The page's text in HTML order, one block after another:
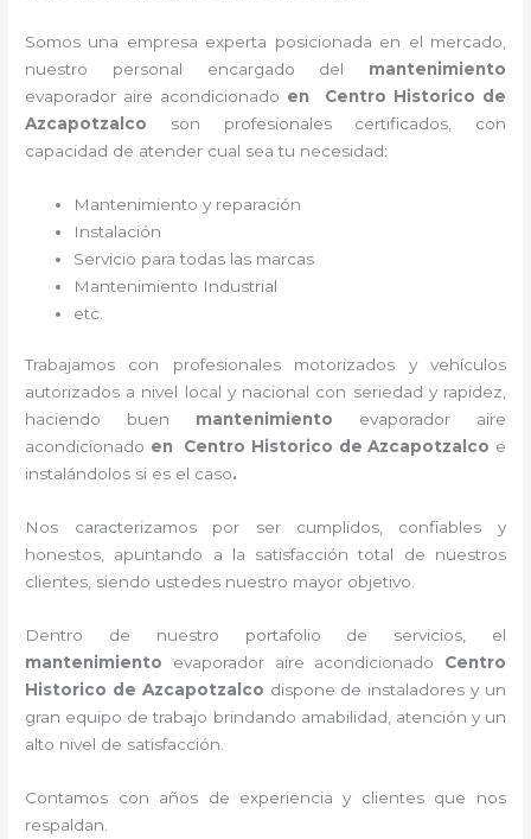
Somos una empresa experta posicionada en el mercado,
nuestro personal encargado del mantenimiento
evaporador aire acondicionado en Centro Historico de
Azcapotzalco
son profesionales certificados, con
capacidad de atender cual sea tu necesidad:
Mantenimiento y reparación
Instalación
Servicio para todas las marcas
Mantenimiento Industrial
etc.
Trabajamos con profesionales motorizados y vehículos
autorizados a nivel local y nacional con seriedad y rapidez,
haciendo buen mantenimiento evaporadoraire
acondicionado en Centro Historico de Azcapotzalco e
instalándolos si es el caso.
Nos caracterizamos por ser cumplidos, confiables y
honestos, apuntando a la satisfacción total de nuestros
clientes, siendo ustedes nuestro mayor objetivo.
Dentro de nuestro portafolio de servicios, el
mantenimiento evaporadoraire acondicionado Centro
Historico de Azcapotzalco dispone de instaladores y un
gran equipo de trabajo brindando amabilidad, atención y un
alto nivel de satisfacción.
Contamos con años de experiencia y clientes que nos
respaldan.